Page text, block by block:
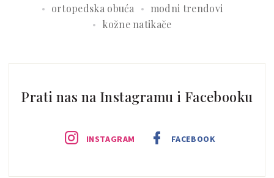
ortopedska obuća
modni trendovi
kožne natikače
Prati nas na Instagramu i Facebooku
INSTAGRAM FACEBOOK